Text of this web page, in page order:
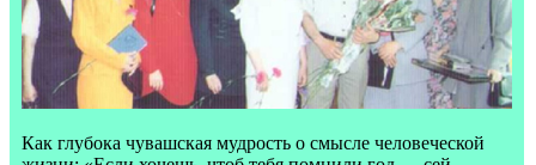
Как глубока чувашская мудрость о смысле человеческой